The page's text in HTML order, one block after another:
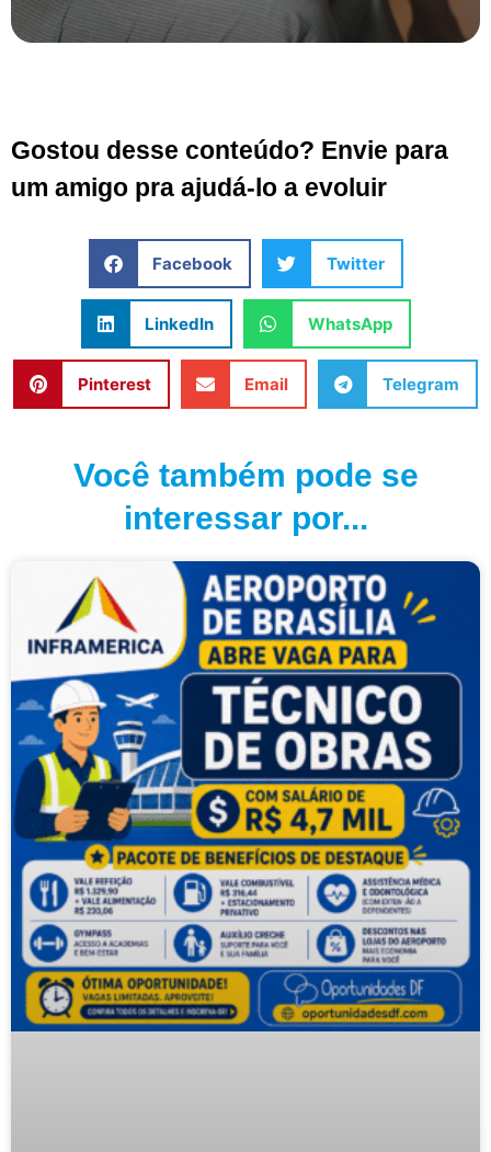
Gostou desse conteúdo? Envie para
um amigo pra ajudá-lo a evoluir
Facebook Twitter
LinkedIn WhatsApp
Pinterest Email Telegram
Você também pode se
interessar por...